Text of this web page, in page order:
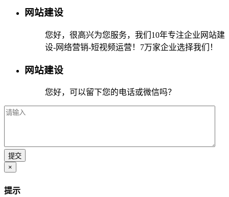
网站建设
您好，很高兴为您服务，我们10年专注企业网站建
设-网络营销-短视频运营！7万家企业选择我们！
网站建设
您好，可以留下您的电话或微信吗？
×
提示